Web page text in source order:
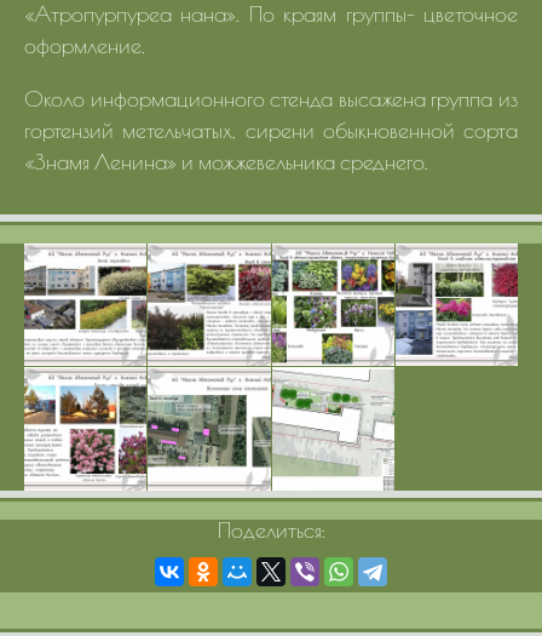
«Атропурпуреа нана». По краям группы- цветочное
оформление.
Около информационного стенда высажена группа из
гортензий метельчатых, сирени обыкновенной сорта
«Знамя Ленина» и можжевельника среднего.
Поделиться: